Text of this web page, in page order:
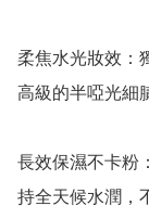
柔焦水光妝效：
高級的半啞光細
長效保濕不卡粉
持全天候水潤，